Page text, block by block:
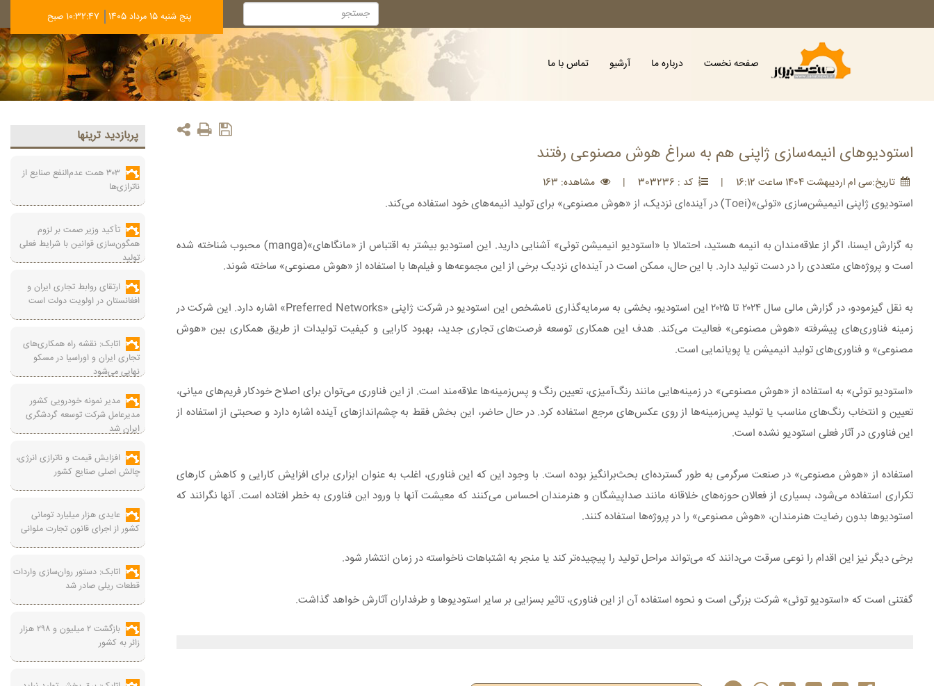
پنج شنبه 15 مرداد 1405 10:32:47 صبح
صفحه نخست درباره ما آرشیو تماس با ما
استودیوهای انیمه‌سازی ژاپنی هم به سراغ هوش مصنوعی رفتند
تاريخ:سی ام ارديبهشت 1404 ساعت 16:12 | کد : 303236 | مشاهده: 163
استودیوی ژاپنی انیمیشن‌سازی «توئی»(Toei) در آینده‌ای نزدیک، از «هوش مصنوعی» برای تولید انیمه‌های خود استفاده می‌کند.
به گزارش ایسنا، اگر از علاقه‌مندان به انیمه هستید، احتمالا با «استودیو انیمیشن توئی» آشنایی دارید. این استودیو بیشتر به اقتباس از «مانگاهای»(manga) محبوب شناخته شده
است و پروژه‌های متعددی را در دست تولید دارد. با این حال، ممکن است در آینده‌ای نزدیک برخی از این مجموعه‌ها و فیلم‌ها با استفاده از «هوش مصنوعی» ساخته شوند.
به نقل گیزمودو، در گزارش مالی سال ۲۰۲۴ تا ۲۰۲۵ این استودیو، بخشی به سرمایه‌گذاری نامشخص این استودیو در شرکت ژاپنی «Preferred Networks» اشاره دارد. این شرکت در
زمینه فناوری‌های پیشرفته «هوش مصنوعی» فعالیت می‌کند. هدف این همکاری توسعه فرصت‌های تجاری جدید، بهبود کارایی و کیفیت تولیدات از طریق همکاری بین «هوش
مصنوعی» و فناوری‌های تولید انیمیشن یا پویانمایی است.
«استودیو توئی» به استفاده از «هوش مصنوعی» در زمینه‌هایی مانند رنگ‌آمیزی، تعیین رنگ و پس‌زمینه‌ها علاقه‌مند است. از این فناوری می‌توان برای اصلاح خودکار فریم‌های میانی،
تعیین و انتخاب رنگ‌های مناسب یا تولید پس‌زمینه‌ها از روی عکس‌های مرجع استفاده کرد. در حال حاضر، این بخش فقط به چشم‌اندازهای آینده اشاره دارد و صحبتی از استفاده از
این فناوری در آثار فعلی استودیو نشده است.
استفاده از «هوش مصنوعی» در صنعت سرگرمی به طور گسترده‌ای بحث‌برانگیز بوده است. با وجود این که این فناوری، اغلب به عنوان ابزاری برای افزایش کارایی و کاهش کارهای
تکراری استفاده می‌شود، بسیاری از فعالان حوزه‌های خلاقانه مانند صداپیشگان و هنرمندان احساس می‌کنند که معیشت آنها با ورود این فناوری به خطر افتاده است. آنها نگرانند که
استودیوها بدون رضایت هنرمندان، «هوش مصنوعی» را در پروژه‌ها استفاده کنند.
برخی دیگر نیز این اقدام را نوعی سرقت می‌دانند که می‌تواند مراحل تولید را پیچیده‌تر کند یا منجر به اشتباهات ناخواسته در زمان انتشار شود.
گفتنی است که «استودیو توئی» شرکت بزرگی است و نحوه استفاده آن از این فناوری، تاثیر بسزایی بر سایر استودیوها و طرفداران آثارش خواهد گذاشت.
پربازديد ترينها
۳۰۳ همت عدم‌النفع صنایع از
ناترازی‌ها
تأکید وزیر صمت بر لزوم
همگون‌سازی قوانین با شرایط فعلی
تولید
ارتقای روابط تجاری ایران و
افغانستان در اولویت دولت است
اتابک: نقشه راه همکاری‌های
تجاری ایران و اوراسیا در مسکو
نهایی می‌شود
مدیر نمونه خودرویی کشور
مدیرعامل شرکت توسعه گردشگری
ایران شد
افزایش قیمت و ناترازی انرژی،
چالش اصلی صنایع کشور
عایدی هزار میلیارد تومانی
کشور از اجرای قانون تجارت ملوانی
اتابک: دستور روان‌سازی واردات
قطعات ریلی صادر شد
بازگشت ۲ میلیون و ۲۹۸ هزار
زائر به کشور